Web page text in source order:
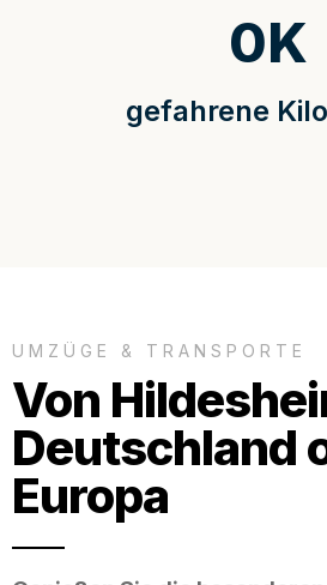
gefahrene
0K
UMZÜGE & TRANSPORTE
Von
Deutschland
Europa